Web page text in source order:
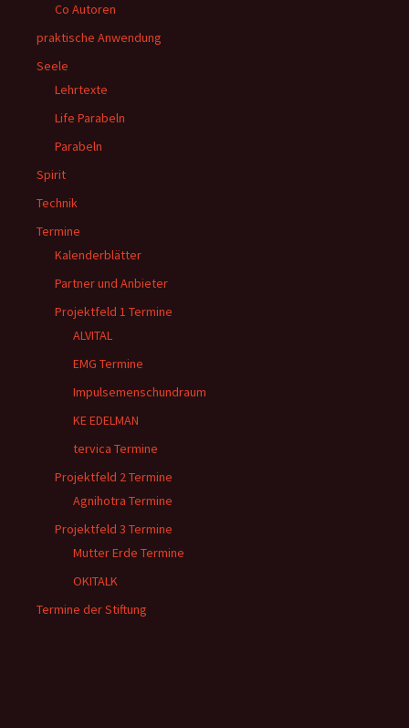
Co Autoren
praktische Anwendung
Seele
Lehrtexte
Life Parabeln
Parabeln
Spirit
Technik
Termine
Kalenderblätter
Partner und Anbieter
Projektfeld 1 Termine
ALVITAL
EMG Termine
Impulsemenschundraum
KE EDELMAN
tervica Termine
Projektfeld 2 Termine
Agnihotra Termine
Projektfeld 3 Termine
Mutter Erde Termine
OKITALK
Termine der Stiftung